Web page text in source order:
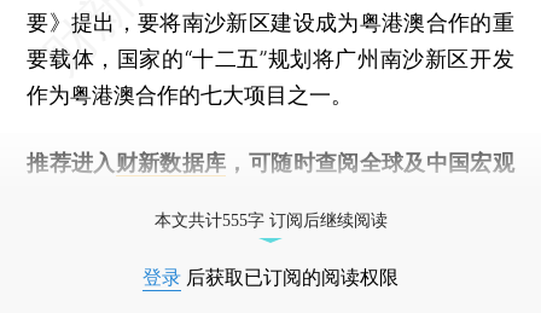
要》提出，要将南沙新区建设成为粤港澳合作的重
要载体，国家的“十二五”规划将广州南沙新区开发
作为粤港澳合作的七大项目之一。
推荐进入 财新数据库 ，可随时查阅全球及中国宏观
本文共计555字 订阅后继续阅读
登录 后获取已订阅的阅读权限